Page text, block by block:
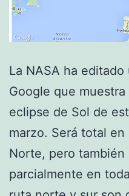
La NASA ha
Google que
eclipse de Sol de
marzo. Será total
Norte, pero también
parcialmente en